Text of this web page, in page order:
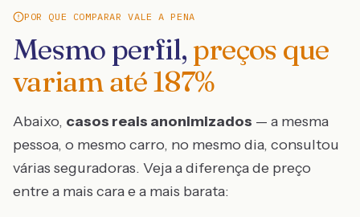
POR QUE COMPARAR VALE A PENA
Mesmo perfil, preços que
variam até187%
Abaixo, casos reais anonimizados — a mesma
pessoa, o mesmo carro, no mesmo dia, consultou
várias seguradoras. Veja a diferença de preço
entre a mais cara e a mais barata: